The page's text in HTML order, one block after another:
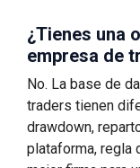
¿Tienes una
empresa de
No. La base de
traders tienen
drawdown,
plataforma, regla